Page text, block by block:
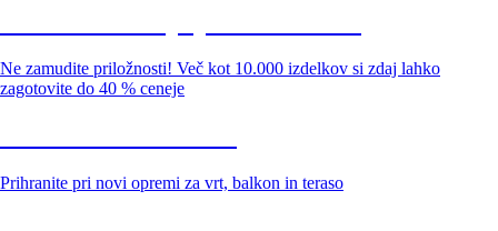
Ne zamudite priložnosti! Več kot 10.000 izdelkov si zdaj lahko
zagotovite do 40 % ceneje
Prihranite pri novi opremi za vrt, balkon in teraso